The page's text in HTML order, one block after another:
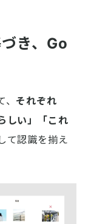
き、Go
それぞれ
しい」「これ
て認識を揃え